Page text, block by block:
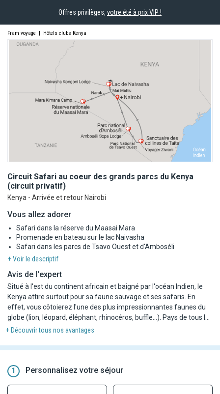
Offres privilèges, votre été à prix VIP !
Fram voyage | Hôtels clubs Kenya
Circuit Safari au coeur des grands parcs du Kenya
(circuit privatif)
Kenya - Arrivée et retour Nairobi
Vous allez adorer
Safari dans la réserve du Maasai Mara
Promenade en bateau sur le lac Naivasha
Safari dans les parcs de Tsavo Ouest et d'Amboséli
+ Voir le descriptif
Avis de l'expert
Situé à l'est du continent africain et baigné par l'océan Indien, le
Kenya attire surtout pour sa faune sauvage et ses safaris. En
effet, vous côtoierez l'une des plus impressionnantes faunes du
globe (lion, léopard, éléphant, rhinocéros, buffle…). Pays de tous les
rêves d'évasion avec des plages paradisiaques de sable blanc et
découverte.
Le circuit proposé vous fera découvrir des sites uniques
+ Découvrir tous nos avantages
1 Personnalisez votre séjour